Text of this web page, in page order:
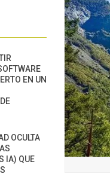
EN UN
OCULTA
IA) QUE